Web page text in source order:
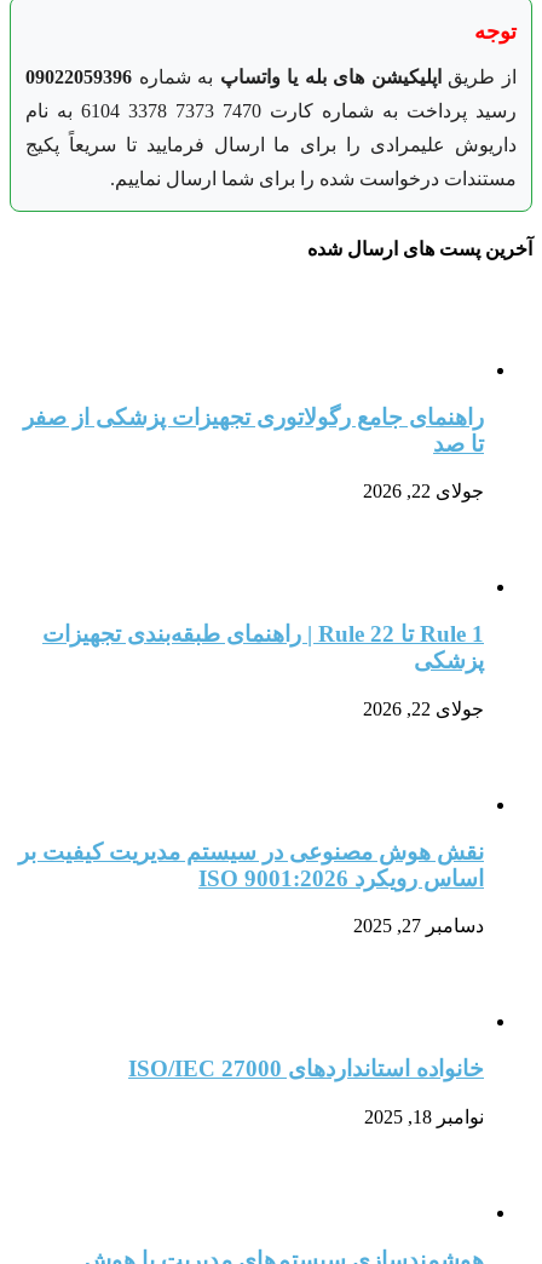
توجه
از طریق اپلیکیشن های بله یا واتساپ به شماره 09022059396
رسید پرداخت به شماره کارت 7470 7373 3378 6104 به نام
داریوش علیمرادی را برای ما ارسال فرمایید تا سریعاً پکیج
مستندات درخواست شده را برای شما ارسال نماییم.
آخرین پست های ارسال شده
راهنمای جامع رگولاتوری تجهیزات پزشکی از صفر
تا صد
جولای 22, 2026
Rule 1 تا Rule 22 | راهنمای طبقه‌بندی تجهیزات
پزشکی
جولای 22, 2026
نقش هوش مصنوعی در سیستم مدیریت کیفیت بر
اساس رویکرد ISO 9001:2026
دسامبر 27, 2025
خانواده استانداردهای ISO/IEC 27000
نوامبر 18, 2025